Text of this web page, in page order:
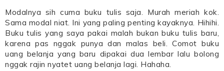
Modalnya sih cuma buku tulis saja. Murah meriah kok.
Sama modal niat. Ini yang paling penting kayaknya. Hihihi.
Buku tulis yang saya pakai malah bukan buku tulis baru,
karena pas nggak punya dan malas beli. Comot buku
uang belanja yang baru dipakai dua lembar lalu bolong
nggak rajin nyatet uang belanja lagi. Hahaha.